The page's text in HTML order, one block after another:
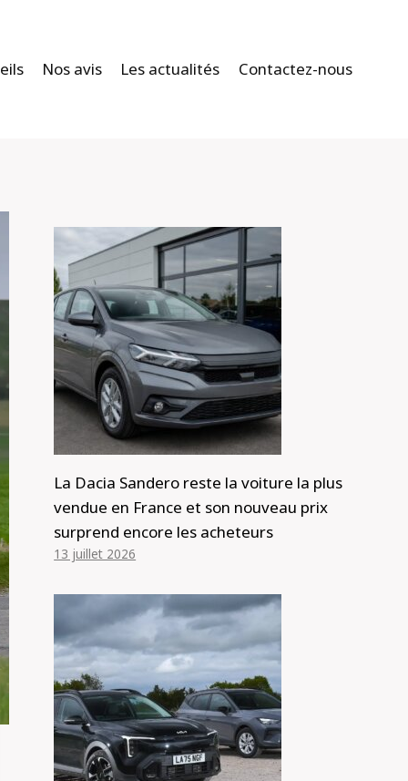
Nos avis Les actualités Contactez-nous
La Dacia Sandero reste la voiture la plus
vendue en France et son nouveau prix
surprend encore les acheteurs
13 juillet 2026